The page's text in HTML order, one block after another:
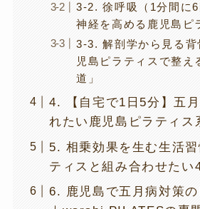
3-2. 徐呼吸（1分間に
神経を高める鹿児島ピ
3-3. 解剖学から見る背
児島ピラティスで整え
道」
4. 【自宅で1日5分】五
れたい鹿児島ピラティス
5. 相乗効果を生む生活
ティスと組み合わせたい
6. 鹿児島で五月病対策